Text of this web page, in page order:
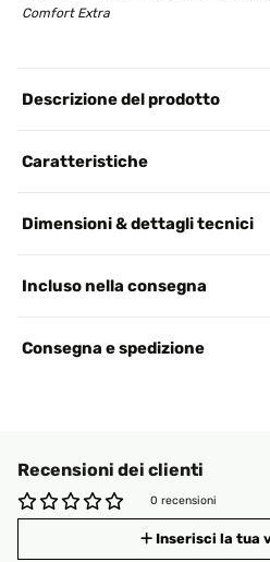
Comfort Extra
Descrizione del prodotto
Caratteristiche
Dimensioni & dettagli tecnici
Incluso nella consegna
Consegna e spedizione
Recensioni dei clienti
0 recensioni
Inserisci la tua